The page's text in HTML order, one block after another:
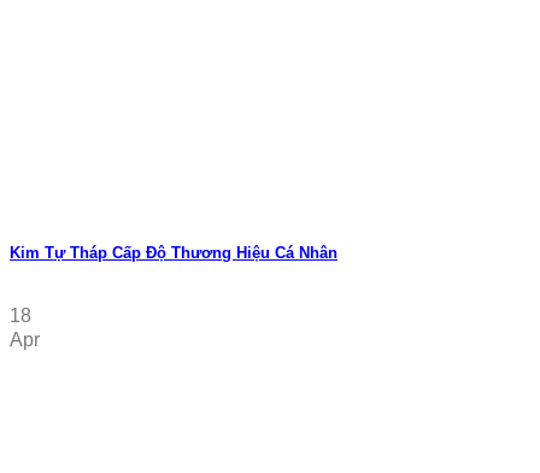
Kim Tự Tháp Cấp Độ Thương Hiệu Cá Nhân
18
Apr